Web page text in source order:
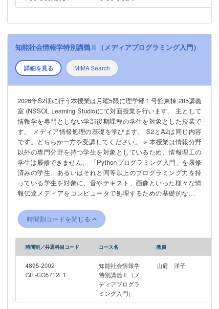
知能社会情報学特別講義Ⅱ（メディアプログラミング入門）
詳細を見る MIMA Search
2026年S2期に行う本授業は月曜5限に理学部１号館東棟 285講義
室 (NSSOL Learning Studio)にて対面授業を行います。 主として
情報学を専門としない学部後期課程の学生を対象とした授業で
す。 メディア情報処理の基礎を学びます。 S2とA2は同じ内容
です。どちらか一方を受講してください。 ※ 本授業は情報分野
以外の専門分野を持つ学生を対象としているため、情報理工の
学生は履修できません。 「Pythonプログラミング入門」を履修
済みの学生、あるいはそれと同等以上のプログラミング力を持
っている学生を対象に、音やテキスト、画像といった様々な情
報伝達メディアをコンピュータで処理するための基礎的なプロ
実際にプログラムを動かしながらその振る舞いを直感的に学ぶ
ことで、Pythonを使ったメディア処理への理解と興味を深める
時間割コードを閉じる
時間割／共通科目コード コース名 教員
4895-2002
GIF-CO5712L1
知能社会情報学
特別講義Ⅱ（メ
ディアプログラ
ミング入門）
山肩 洋子